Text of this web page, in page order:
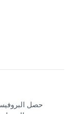
حصل